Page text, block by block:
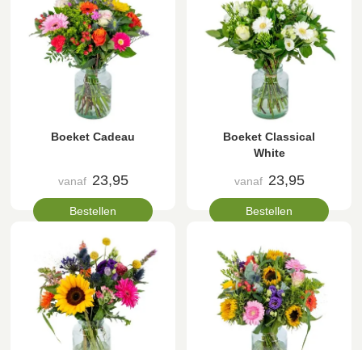
Boeket Cadeau
vanaf 23,95
Bestellen
Boeket Classical
White
vanaf 23,95
Bestellen